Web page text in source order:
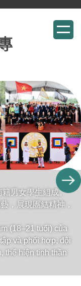
男女學生組成。
，展現團結精神，
(18–21 tuổi) của
và phối hợp, đội
thể hiện tinh thần